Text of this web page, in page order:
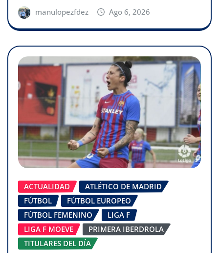
manulopezfdez Ago 6, 2026
ACTUALIDAD
ATLÉTICO DE MADRID
FÚTBOL
FÚTBOL EUROPEO
FÚTBOL FEMENINO
LIGA F
LIGA F MOEVE
PRIMERA IBERDROLA
TITULARES DEL DÍA